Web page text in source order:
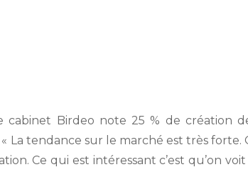
Birdeo note 25 % de création
La tendance sur le marché est très forte.
Ce qui est intéressant c’est qu’on